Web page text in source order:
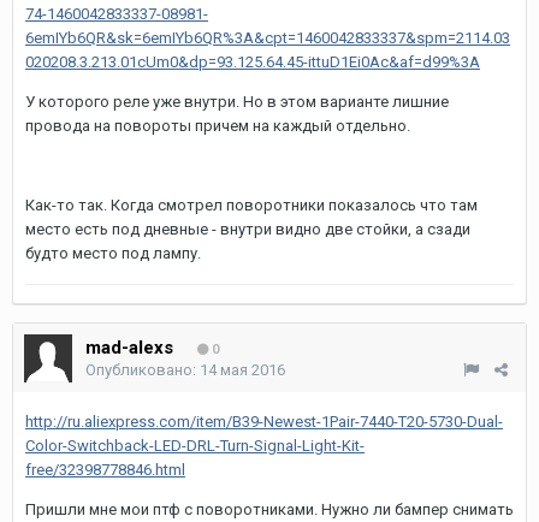
74-1460042833337-08981-
6emIYb6QR&sk=6emIYb6QR%3A&cpt=1460042833337&spm=2114.03
020208.3.213.01cUm0&dp=93.125.64.45-ittuD1Ei0Ac&af=d99%3A
У которого реле уже внутри. Но в этом варианте лишние
провода на повороты причем на каждый отдельно.
Как-то так. Когда смотрел поворотники показалось что там
место есть под дневные - внутри видно две стойки, а сзади
будто место под лампу.
mad-alexs 0
Опубликовано: 14 мая 2016
http://ru.aliexpress.com/item/B39-Newest-1Pair-7440-T20-5730-Dual-
Color-Switchback-LED-DRL-Turn-Signal-Light-Kit-
free/32398778846.html
Пришли мне мои птф с поворотниками. Нужно ли бампер снимать